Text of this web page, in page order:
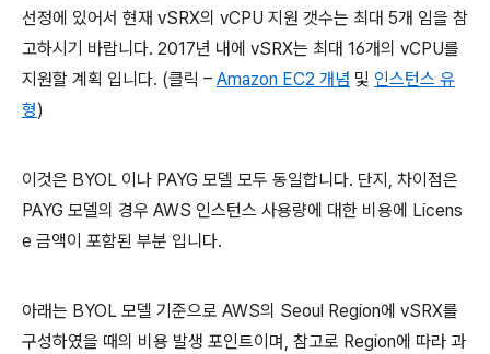
선정에 있어서 현재 vSRX의 vCPU 지원 갯수는 최대 5개 임을 참
고하시기 바랍니다. 2017년 내에 vSRX는 최대 16개의 vCPU를
지원할 계획 입니다. (클릭 – Amazon EC2 개념 및 인스턴스 유
형)
이것은 BYOL 이나 PAYG 모델 모두 동일합니다. 단지, 차이점은
PAYG 모델의 경우 AWS 인스턴스 사용량에 대한 비용에 Licens
e 금액이 포함된 부분 입니다.
아래는 BYOL 모델 기준으로 AWS의 Seoul Region에 vSRX를
구성하였을 때의 비용 발생 포인트이며, 참고로 Region에 따라 과